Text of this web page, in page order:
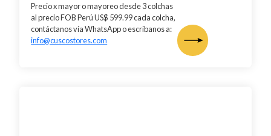
Precio x mayor o mayoreo desde 3 colchas
al precio FOB Perú US$ 599.99 cada colcha,
contáctanos vía WhatsApp o escribanos a:
info@cuscostores.com